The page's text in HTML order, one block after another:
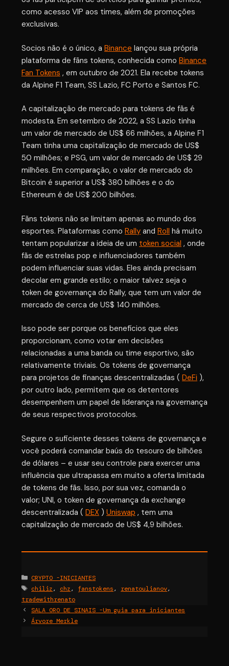
como acesso VIP aos times, além de promoções
exclusivas.
Socios não é o único, a Binance lançou sua própria
plataforma de fãns tokens, conhecida como Binance
Fan Tokens , em outubro de 2021. Ela recebe tokens
da Alpine F1 Team, SS Lazio, FC Porto e Santos FC.
A capitalização de mercado para tokens de fãs é
modesta. Em setembro de 2022, a SS Lazio tinha
um valor de mercado de US$ 66 milhões, a Alpine F1
Team tinha uma capitalização de mercado de US$
50 milhões; e PSG, um valor de mercado de US$ 29
milhões. Em comparação, o valor de mercado do
Bitcoin é superior a US$ 380 bilhões e o do
Ethereum é de US$ 200 bilhões.
Fãns tokens não se limitam apenas ao mundo dos
esportes. Plataformas como Rally and Roll há muito
tentam popularizar a ideia de um token social , onde
fãs de estrelas pop e influenciadores também
podem influenciar suas vidas. Eles ainda precisam
decolar em grande estilo; o maior talvez seja o
token de governança do Rally, que tem um valor de
mercado de cerca de US$ 140 milhões.
Isso pode ser porque os benefícios que eles
proporcionam, como votar em decisões
relacionadas a uma banda ou time esportivo, são
relativamente triviais. Os tokens de governança
para projetos de finanças descentralizadas ( DeFi ),
por outro lado, permitem que os detentores
desempenhem um papel de liderança na governança
de seus respectivos protocolos.
Segure o suficiente desses tokens de governança e
você poderá comandar baús do tesouro de bilhões
de dólares – e usar seu controle para exercer uma
influência que ultrapassa em muito a oferta limitada
de tokens de fãs. Isso, por sua vez, comanda o
valor; UNI, o token de governança da exchange
descentralizada ( DEX ) Uniswap , tem uma
capitalização de mercado de US$ 4,9 bilhões.
Categories
CRYPTO -INICIANTES
Tags
chiliz, chz, fanstokens, renatoulianov,
tradewithrenato
SALA ORO DE SINAIS -Um guia para iniciantes
Árvore Merkle